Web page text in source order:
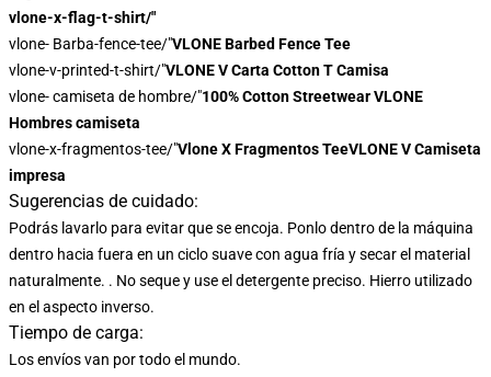
vlone-x-flag-t-shirt/"
vlone- Barba-fence-tee/"VLONE Barbed Fence Tee
vlone-v-printed-t-shirt/"VLONE V Carta Cotton T Camisa
vlone- camiseta de hombre/"100% Cotton Streetwear VLONE
Hombres camiseta
vlone-x-fragmentos-tee/"Vlone X Fragmentos TeeVLONE V Camiseta
impresa
Sugerencias de cuidado:
Podrás lavarlo para evitar que se encoja. Ponlo dentro de la máquina
dentro hacia fuera en un ciclo suave con agua fría y secar el material
naturalmente. . No seque y use el detergente preciso. Hierro utilizado
en el aspecto inverso.
Tiempo de carga:
Los envíos van por todo el mundo.